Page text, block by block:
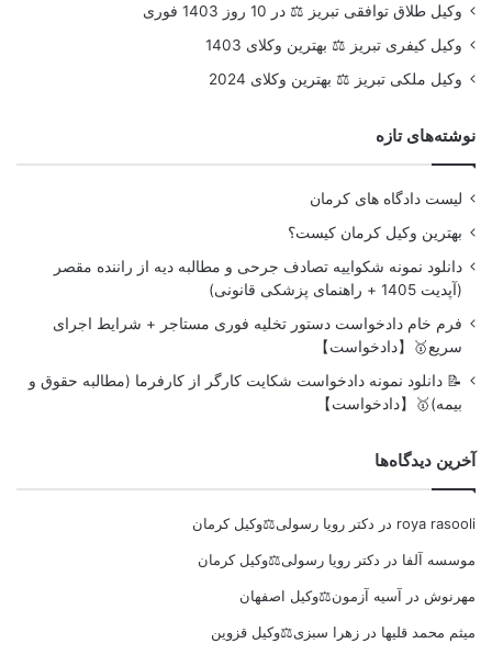
وکیل طلاق توافقی تبریز ⚖️ در 10 روز 1403 فوری
وکیل کیفری تبریز ⚖️ بهترین وکلای 1403
وکیل ملکی تبریز ⚖️ بهترین وکلای 2024
نوشته‌های تازه
لیست دادگاه های کرمان
بهترین وکیل کرمان کیست؟
دانلود نمونه شکواییه تصادف جرحی و مطالبه دیه از راننده مقصر
(آپدیت 1405 + راهنمای پزشکی قانونی)
فرم خام دادخواست دستور تخلیه فوری مستاجر + شرایط اجرای
سریع🥇【دادخواست】
📝 دانلود نمونه دادخواست شکایت کارگر از کارفرما (مطالبه حقوق و
بیمه)🥇【دادخواست】
آخرین دیدگاه‌ها
roya rasooli در دکتر رویا رسولی⚖️وکیل کرمان
موسسه آلفا در دکتر رویا رسولی⚖️وکیل کرمان
مهرنوش در آسیه آزمون⚖️وکیل اصفهان
میثم محمد قلیها در زهرا سبزی⚖️وکیل قزوین